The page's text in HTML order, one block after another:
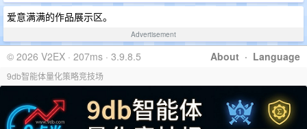
爱意满满的作品展示区。
Advertisement
About · Language
© 2026 V2EX · 207ms · 3.9.8.5
9db智能体量化策略竞技场